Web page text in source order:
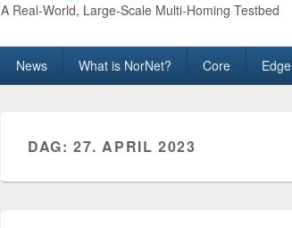
A Real-World, Large-Scale Multi-Homing Testbed
News What is NorNet? Core Edge
DAG: 27. APRIL 2023